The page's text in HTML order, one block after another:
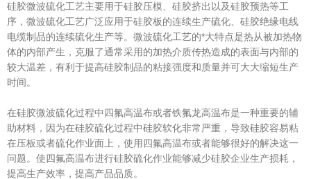
硅胶微波硫化工艺主要用于硅胶压模、硅胶挤出以及硅胶预热等工
序，微波硫化工艺广泛应用于硅胶板的连续生产硫化、硅胶绝缘电线
电缆制品的连续硫化生产等。微波硫化工艺的*大特点是热从被加热物
体的内部产生，克服了通常采用的加热介质传热造成的表面与内部的
较大温差，有利于提高硅胶制品的粘接强度和质量并可大大缩短生产
时间。
在硅胶微波硫化过程中四氟高温布或者铁氟龙高温布是一种重要的辅
助材料，因为在硅胶硫化过程中硅胶软化非常严重，导致硅胶容易粘
在压板或者硫化作业面上，使用四氟高温布或者能够很好的解决这一
问题。使四氟高温布进行硅胶硫化作业能够减少硅胶企业生产损耗，
提高生产效率，提高产品品质。